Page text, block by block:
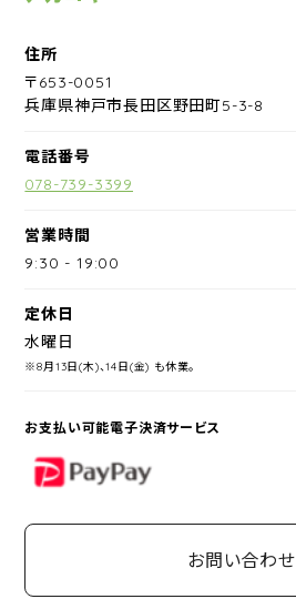
住所
〒653-0051
兵庫県神戸市長田区野田町5-3-8
電話番号
078-739-3399
営業時間
9:30 -19:00
定休日
水曜日
※8月13日(木)、14日(金) も休業。
お支払い可能電子決済サービス
PayPay
お問い合わせ